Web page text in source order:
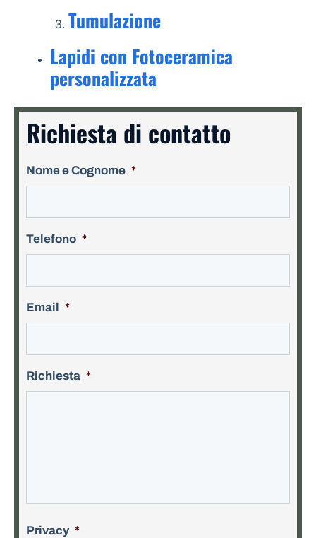
Tumulazione
Lapidi con Fotoceramica
personalizzata
Richiesta di contatto
Nome e Cognome *
Telefono *
Email *
Richiesta *
Privacy *